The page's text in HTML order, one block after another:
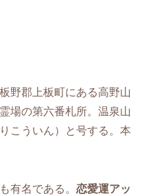
野郡上板町にある高野山
場の第六番札所。温泉山
こういん）と号する。本
有名である。 恋愛運アッ